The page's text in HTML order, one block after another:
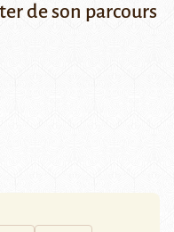
de son parcours